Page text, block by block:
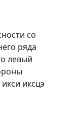
со
ряда
левый
иксцэ